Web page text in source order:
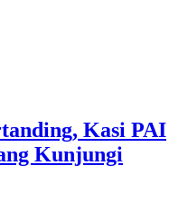
Kasi PAI
Kunjungi